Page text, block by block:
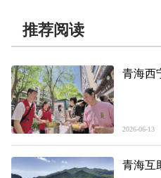
推荐阅读
青海西
2026-06-13
青海互